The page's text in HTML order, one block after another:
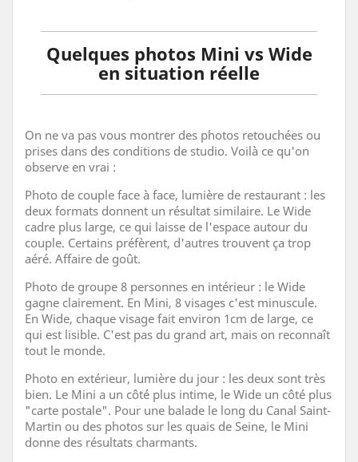
Quelques photos Mini vs Wide
en situation réelle
On ne va pas vous montrer des photos retouchées ou
prises dans des conditions de studio. Voilà ce qu'on
observe en vrai :
Photo de couple face à face, lumière de restaurant : les
deux formats donnent un résultat similaire. Le Wide
cadre plus large, ce qui laisse de l'espace autour du
couple. Certains préfèrent, d'autres trouvent ça trop
aéré. Affaire de goût.
Photo de groupe 8 personnes en intérieur : le Wide
gagne clairement. En Mini, 8 visages c'est minuscule.
En Wide, chaque visage fait environ 1cm de large, ce
qui est lisible. C'est pas du grand art, mais on reconnaît
tout le monde.
Photo en extérieur, lumière du jour : les deux sont très
bien. Le Mini a un côté plus intime, le Wide un côté plus
"carte postale". Pour une balade le long du Canal Saint-
Martin ou des photos sur les quais de Seine, le Mini
donne des résultats charmants.